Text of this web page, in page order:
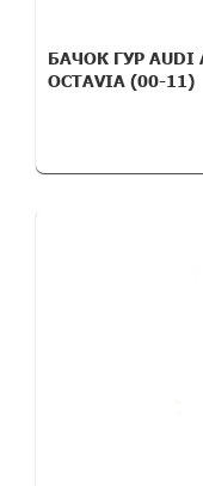
БАЧОК ГУР AUDI
OCTAVIA (00-11)